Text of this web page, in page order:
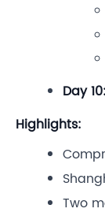
Day 10:
Highlights:
Two